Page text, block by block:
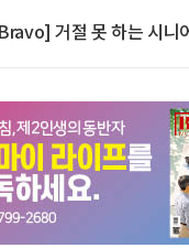
거절 못 하는 시니